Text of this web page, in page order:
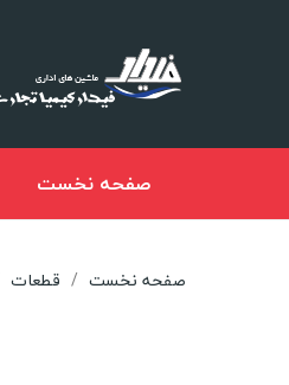
صفحه نخست
صفحه نخست قطعات